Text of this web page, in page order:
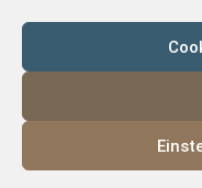
© 2024